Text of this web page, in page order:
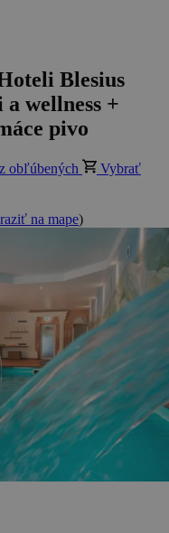
Blesius
wellness +
pivo
obľúbených
Vybrať
na mape)